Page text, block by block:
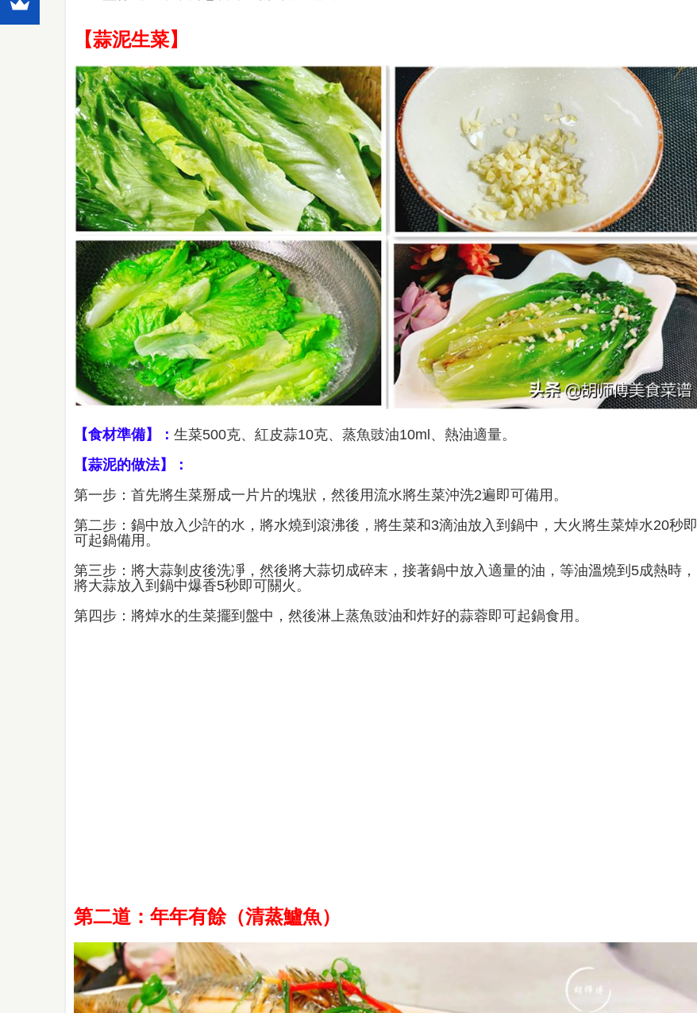
【蒜泥生菜】
【食材準備】： 生菜500克、紅皮蒜10克、蒸魚豉油10ml、熱油適量。
【蒜泥的做法】：
第一步：首先將生菜掰成一片片的塊狀，然後用流水將生菜沖洗2遍即可備用。
第二步：鍋中放入少許的水，將水燒到滾沸後，將生菜和3滴油放入到鍋中，大火將生菜焯水20秒即
可起鍋備用。
第三步：將大蒜剝皮後洗凈，然後將大蒜切成碎末，接著鍋中放入適量的油，等油溫燒到5成熱時，
將大蒜放入到鍋中爆香5秒即可關火。
第四步：將焯水的生菜擺到盤中，然後淋上蒸魚豉油和炸好的蒜蓉即可起鍋食用。
第二道：年年有餘（清蒸鱸魚）